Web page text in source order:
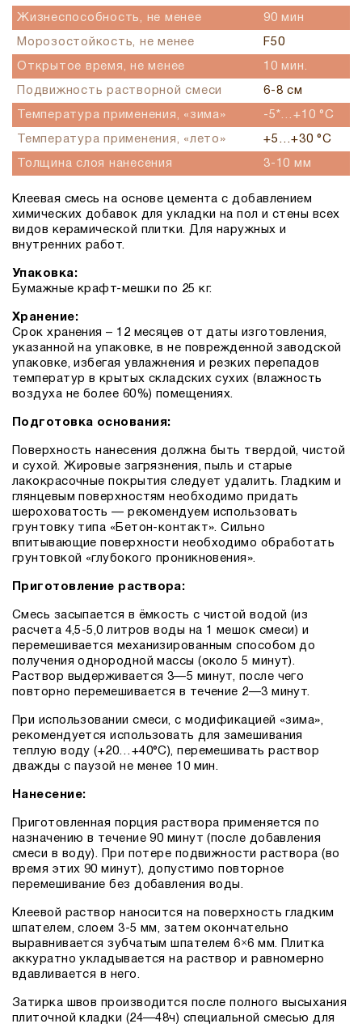
Жизнеспособность, не менее 90 мин
Морозостойкость, не менее F50
Открытое время, не менее 10 мин.
Подвижность растворной смеси 6-8 см
Температура применения, «зима» -5*…+10 °С
Температура применения, «лето» +5…+30 °С
Толщина слоя нанесения 3-10 мм
Клеевая смесь на основе цемента с добавлением
химических добавок для укладки на пол и стены всех
видов керамической плитки. Для наружных и
внутренних работ.
Упаковка:
Бумажные крафт-мешки по 25 кг.
Хранение:
Срок хранения – 12 месяцев от даты изготовления,
указанной на упаковке, в не поврежденной заводской
упаковке, избегая увлажнения и резких перепадов
температур в крытых складских сухих (влажность
воздуха не более 60%) помещениях.
Подготовка основания:
Поверхность нанесения должна быть твердой, чистой
и сухой. Жировые загрязнения, пыль и старые
лакокрасочные покрытия следует удалить. Гладким и
глянцевым поверхностям необходимо придать
шероховатость — рекомендуем использовать
грунтовку типа «Бетон-контакт». Сильно
впитывающие поверхности необходимо обработать
грунтовкой «глубокого проникновения».
Приготовление раствора:
Смесь засыпается в ёмкость с чистой водой (из
расчета 4,5-5,0 литров воды на 1 мешок смеси) и
перемешивается механизированным способом до
получения однородной массы (около 5 минут).
Раствор выдерживается 3—5 минут, после чего
повторно перемешивается в течение 2—3 минут.
При использовании смеси, с модификацией «зима»,
рекомендуется использовать для замешивания
теплую воду (+20…+40°С), перемешивать раствор
дважды с паузой не менее 10 мин.
Нанесение:
Приготовленная порция раствора применяется по
назначению в течение 90 минут (после добавления
смеси в воду). При потере подвижности раствора (во
время этих 90 минут), допустимо повторное
перемешивание без добавления воды.
Клеевой раствор наносится на поверхность гладким
шпателем, слоем 3-5 мм, затем окончательно
выравнивается зубчатым шпателем 6×6 мм. Плитка
аккуратно укладывается на раствор и равномерно
вдавливается в него.
Затирка швов производится после полного высыхания
плиточной кладки (24—48ч) специальной смесью для